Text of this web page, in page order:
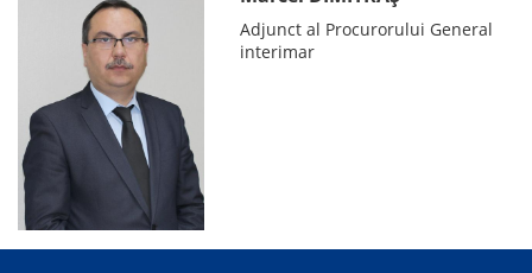
Adjunct al Procurorului General
interimar